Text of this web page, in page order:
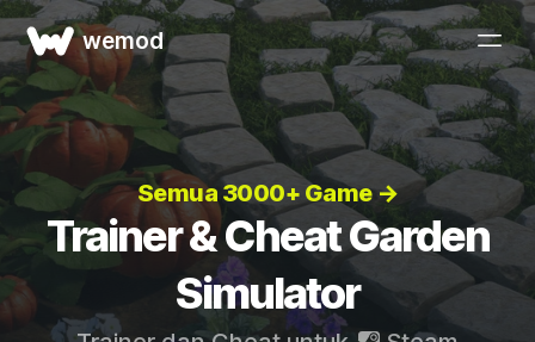
wemod
Semua 3000+ Game →
Trainer & Cheat Garden
Simulator